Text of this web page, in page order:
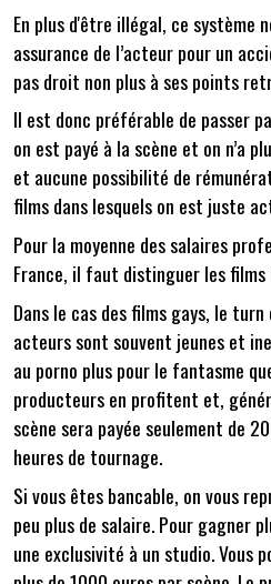
En plus d'être illégal, ce système
assurance de l’acteur pour un
pas droit non plus à ses points
Il est donc préférable de passer
on est payé à la scène et on n’a
et aucune possibilité de
films dans lesquels on est juste
Pour la moyenne des salaires
France, il faut distinguer les
Dans le cas des films gays, le
acteurs sont souvent jeunes et
au porno plus pour le fantasme
producteurs en profitent et,
scène sera payée seulement de
heures de tournage.
Si vous êtes bancable, on vous
peu plus de salaire. Pour gagner
une exclusivité à un studio. Vous